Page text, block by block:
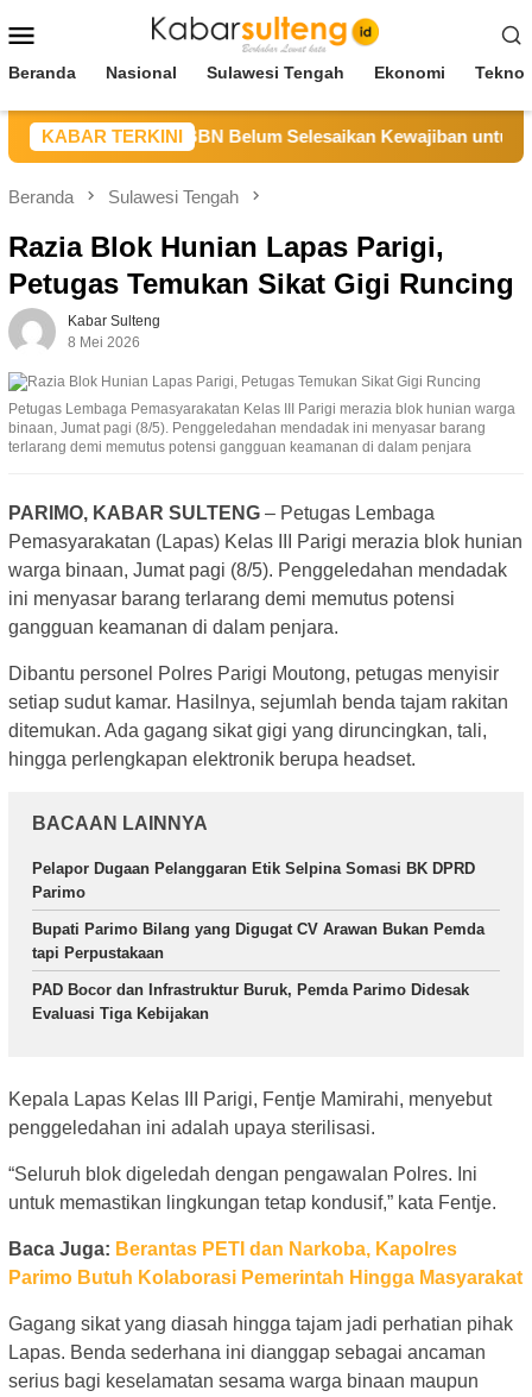
ke
Mobile
Beranda Nasional Sulawesi Tengah Ekonomi
KABAR TERKINI
Sebut CV BBN Belum Selesaikan Kewajiban untuk
Beranda Sulawesi Tengah
Razia Blok Hunian Lapas Parigi,
Petugas Temukan Sikat Gigi Runcing
Kabar Sulteng
8 Mei 2026
Petugas Lembaga Pemasyarakatan Kelas III Parigi merazia blok hunian warga
binaan, Jumat pagi (8/5). Penggeledahan mendadak ini menyasar barang
terlarang demi memutus potensi gangguan keamanan di dalam penjara
PARIMO, KABAR SULTENG – Petugas Lembaga
Pemasyarakatan (Lapas) Kelas III Parigi merazia blok hunian
warga binaan, Jumat pagi (8/5). Penggeledahan mendadak
ini menyasar barang terlarang demi memutus potensi
gangguan keamanan di dalam penjara.
Dibantu personel Polres Parigi Moutong, petugas menyisir
setiap sudut kamar. Hasilnya, sejumlah benda tajam rakitan
ditemukan. Ada gagang sikat gigi yang diruncingkan, tali,
hingga perlengkapan elektronik berupa headset.
BACAAN LAINNYA
Pelapor Dugaan Pelanggaran Etik Selpina Somasi BK DPRD
Parimo
Bupati Parimo Bilang yang Digugat CV Arawan Bukan Pemda
tapi Perpustakaan
PAD Bocor dan Infrastruktur Buruk, Pemda Parimo Didesak
Evaluasi Tiga Kebijakan
Kepala Lapas Kelas III Parigi, Fentje Mamirahi, menyebut
penggeledahan ini adalah upaya sterilisasi.
“Seluruh blok digeledah dengan pengawalan Polres. Ini
untuk memastikan lingkungan tetap kondusif,” kata Fentje.
Baca Juga: Berantas PETI dan Narkoba, Kapolres
Parimo Butuh Kolaborasi Pemerintah Hingga Masyarakat
Gagang sikat yang diasah hingga tajam jadi perhatian pihak
Lapas. Benda sederhana ini dianggap sebagai ancaman
serius bagi keselamatan sesama warga binaan maupun